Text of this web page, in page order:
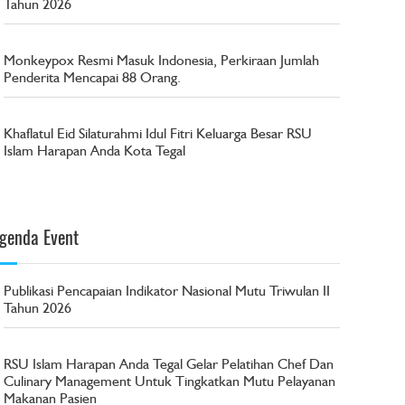
Tahun 2026
Monkeypox Resmi Masuk Indonesia, Perkiraan Jumlah
Penderita Mencapai 88 Orang.
Khaflatul Eid Silaturahmi Idul Fitri Keluarga Besar RSU
Islam Harapan Anda Kota Tegal
Event
Publikasi Pencapaian Indikator Nasional Mutu Triwulan II
Tahun 2026
RSU Islam Harapan Anda Tegal Gelar Pelatihan Chef Dan
Culinary Management Untuk Tingkatkan Mutu Pelayanan
Makanan Pasien